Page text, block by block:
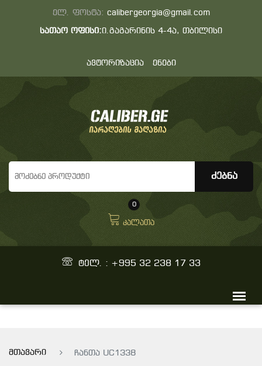
ელ. ფოსტა: calibergeorgia@gmail.com
სათაო ოფისი:ი.გაგარინის 4-4ა, თბილისი
ავტორიზაცია ენები
0
კალათა
ტელ. : +995 32 238 17 33
მთავარი ჩანთა UC1338